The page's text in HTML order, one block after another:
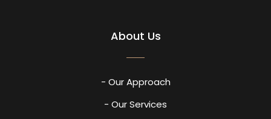
About Us
- Our Approach
- Our Services